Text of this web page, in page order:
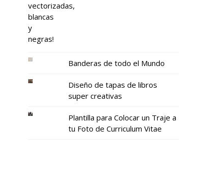
Banderas de todo el Mundo
Diseño de tapas de libros
super creativas
Plantilla para Colocar un Traje a
tu Foto de Curriculum Vitae